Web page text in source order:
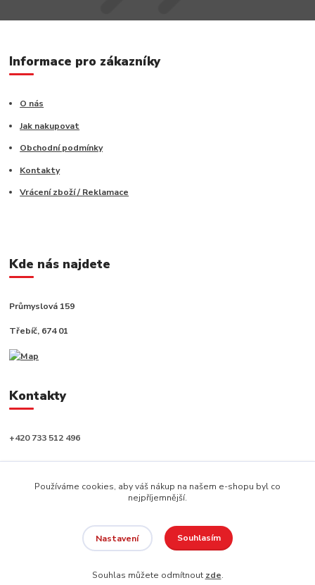
Informace pro zákazníky
O nás
Jak nakupovat
Obchodní podmínky
Kontakty
Vrácení zboží / Reklamace
Kde nás najdete
Průmyslová 159
Třebíč, 674 01
Kontakty
+420 733 512 496
info@capushop.cz
Vytvořeno na
Eshop-rychle.cz
Používáme cookies, aby váš nákup na našem e-shopu byl co
nejpříjemnější.
Nastavení Souhlasím
Souhlas můžete odmítnout zde.